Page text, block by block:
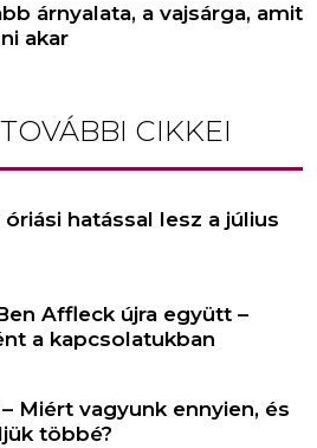
árnyalata, a vajsárga, amit
akar
TOVÁBBI CIKKEI
hatással lesz a július
Affleck újra együtt –
a kapcsolatukban
Miért vagyunk ennyien, és
többé?